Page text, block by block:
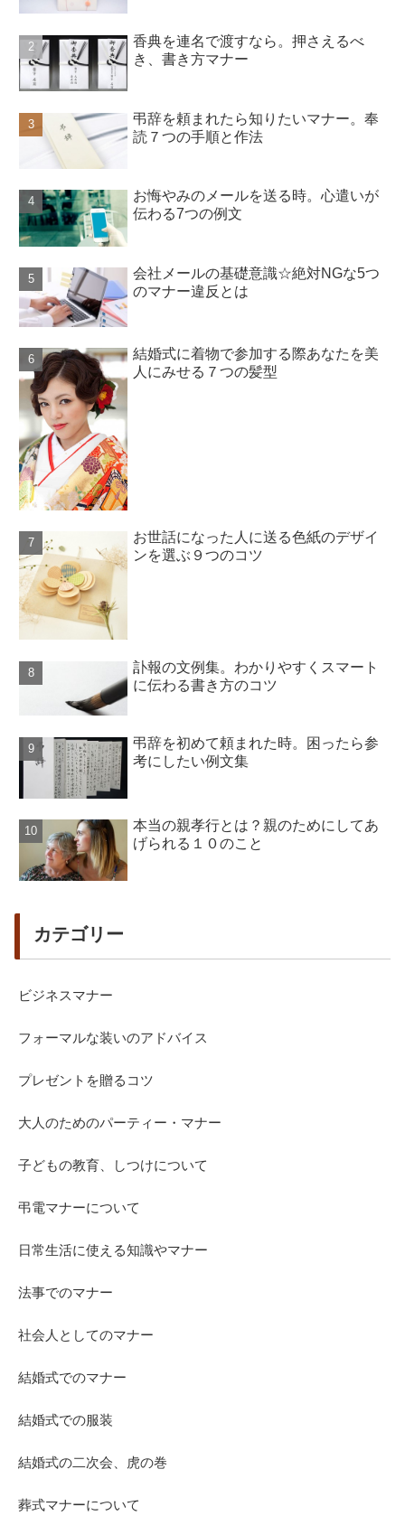
香典を連名で渡すなら。押さえるべ
き、書き方マナー
弔辞を頼まれたら知りたいマナー。奉
読７つの手順と作法
お悔やみのメールを送る時。心遣いが
伝わる7つの例文
会社メールの基礎意識☆絶対NGな5つ
のマナー違反とは
結婚式に着物で参加する際あなたを美
人にみせる７つの髪型
お世話になった人に送る色紙のデザイ
ンを選ぶ９つのコツ
訃報の文例集。わかりやすくスマート
に伝わる書き方のコツ
弔辞を初めて頼まれた時。困ったら参
考にしたい例文集
本当の親孝行とは？親のためにしてあ
げられる１０のこと
カテゴリー
ビジネスマナー
フォーマルな装いのアドバイス
プレゼントを贈るコツ
大人のためのパーティー・マナー
子どもの教育、しつけについて
弔電マナーについて
日常生活に使える知識やマナー
法事でのマナー
社会人としてのマナー
結婚式でのマナー
結婚式での服装
結婚式の二次会、虎の巻
葬式マナーについて